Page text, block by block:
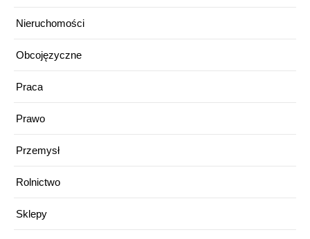
Nieruchomości
Obcojęzyczne
Praca
Prawo
Przemysł
Rolnictwo
Sklepy